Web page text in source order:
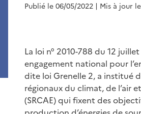
Publié le 06/05/2022 | Mis à jour
La loi n° 2010-788 du 12
engagement national pour
dite loi Grenelle 2, a institué
régionaux du climat, de l’air
(SRCAE) qui fixent des